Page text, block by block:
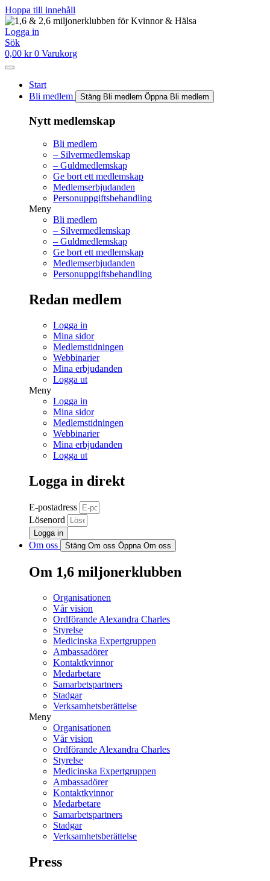
Hoppa till innehåll
Logga in
Sök
0,00 kr 0 Varukorg
Start
Bli medlem
Stäng Bli medlem Öppna Bli medlem
Nytt medlemskap
Bli medlem
– Silvermedlemskap
– Guldmedlemskap
Ge bort ett medlemskap
Medlemserbjudanden
Personuppgiftsbehandling
Meny
Bli medlem
– Silvermedlemskap
– Guldmedlemskap
Ge bort ett medlemskap
Medlemserbjudanden
Personuppgiftsbehandling
Redan medlem
Logga in
Mina sidor
Medlemstidningen
Webbinarier
Mina erbjudanden
Logga ut
Meny
Logga in
Mina sidor
Medlemstidningen
Webbinarier
Mina erbjudanden
Logga ut
Logga in direkt
E-postadress
Lösenord
Logga in
Om oss Stäng Om oss Öppna Om oss
Om 1,6 miljonerklubben
Organisationen
Vår vision
Ordförande Alexandra Charles
Styrelse
Medicinska Expertgruppen
Ambassadörer
Kontaktkvinnor
Medarbetare
Samarbetspartners
Stadgar
Verksamhetsberättelse
Meny
Organisationen
Vår vision
Ordförande Alexandra Charles
Styrelse
Medicinska Expertgruppen
Ambassadörer
Kontaktkvinnor
Medarbetare
Samarbetspartners
Stadgar
Verksamhetsberättelse
Press